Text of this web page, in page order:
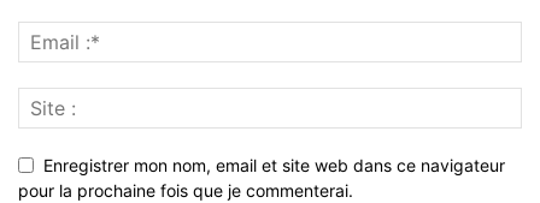
Enregistrer mon nom, email et site web dans ce navigateur
pour la prochaine fois que je commenterai.